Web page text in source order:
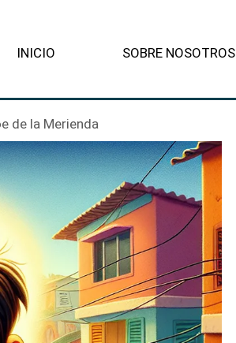
INICIO SOBRE NOSOTROS
de la Merienda